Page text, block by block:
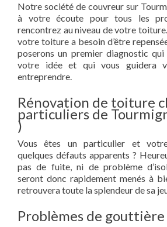
Notre société de couvreur sur
à votre écoute pour tous les
rencontrez au niveau de votre
votre toiture a besoin d’être
poserons un premier diagnostic
votre idée et qui vous guidera
entreprendre.
Rénovation de toiture
particuliers de
)
Vous êtes un particulier et
quelques défauts apparents ?
pas de fuite, ni de problème
seront donc rapidement menés à
retrouvera toute la splendeur de sa
Problèmes de gouttière